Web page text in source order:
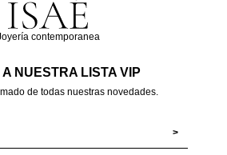
contemporanea
NUESTRA LISTA VIP
de todas nuestras novedades.